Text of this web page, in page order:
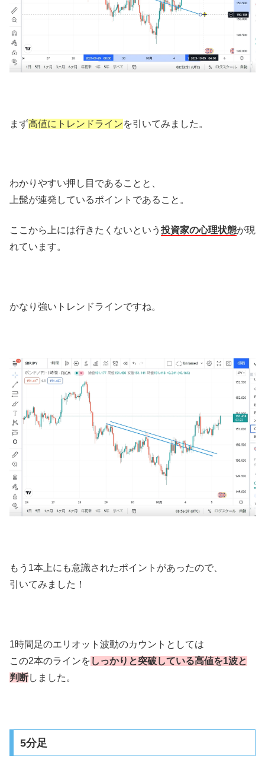
まず高値にトレンドラインを引いてみました。
わかりやすい押し目であることと、
上髭が連発しているポイントであること。
ここから上には行きたくないという 投資家の心理状態が現
れています。
かなり強いトレンドラインですね。
もう1本上にも意識されたポイントがあったので、
引いてみました！
1時間足のエリオット波動のカウントとしては
この2本のラインを しっかりと突破している高値を1波と
判断しました。
5分足